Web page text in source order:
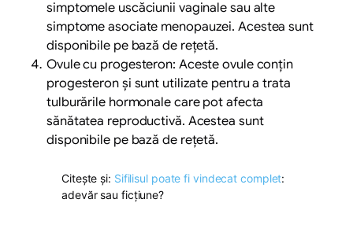
simptomele uscăciunii vaginale sau alte
simptome asociate menopauzei. Acestea sunt
disponibile pe bază de rețetă.
Ovule cu progesteron: Aceste ovule conțin
progesteron și sunt utilizate pentru a trata
tulburările hormonale care pot afecta
sănătatea reproductivă. Acestea sunt
disponibile pe bază de rețetă.
Citește și: Sifilisul poate fi vindecat complet:
adevăr sau ficțiune?